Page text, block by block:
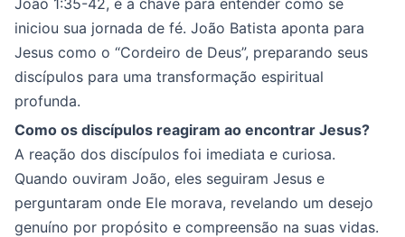
João 1:35-42, é a chave para entender como se
iniciou sua jornada de fé. João Batista aponta para
Jesus como o “Cordeiro de Deus”, preparando seus
discípulos para uma transformação espiritual
profunda.
Como os discípulos reagiram ao encontrar Jesus?
A reação dos discípulos foi imediata e curiosa.
Quando ouviram João, eles seguiram Jesus e
perguntaram onde Ele morava, revelando um desejo
genuíno por propósito e compreensão na suas vidas.